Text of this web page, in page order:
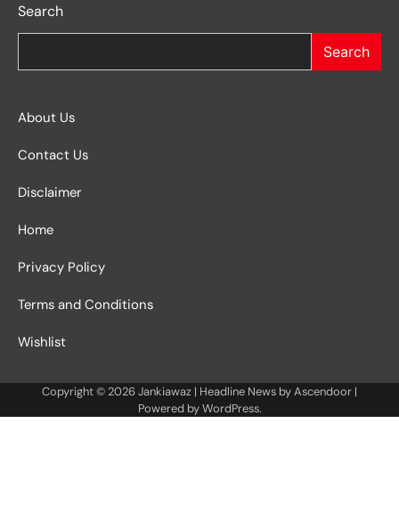
Search
Search
About Us
Contact Us
Disclaimer
Home
Privacy Policy
Terms and Conditions
Wishlist
Copyright © 2026Jankiawaz | Headline News byAscendoor |
Powered byWordPress.